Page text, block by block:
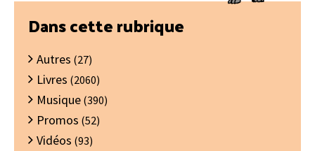
Barre
latérale
principale
Dans cette rubrique
Autres (27)
Livres (2060)
Musique (390)
Promos (52)
Vidéos (93)